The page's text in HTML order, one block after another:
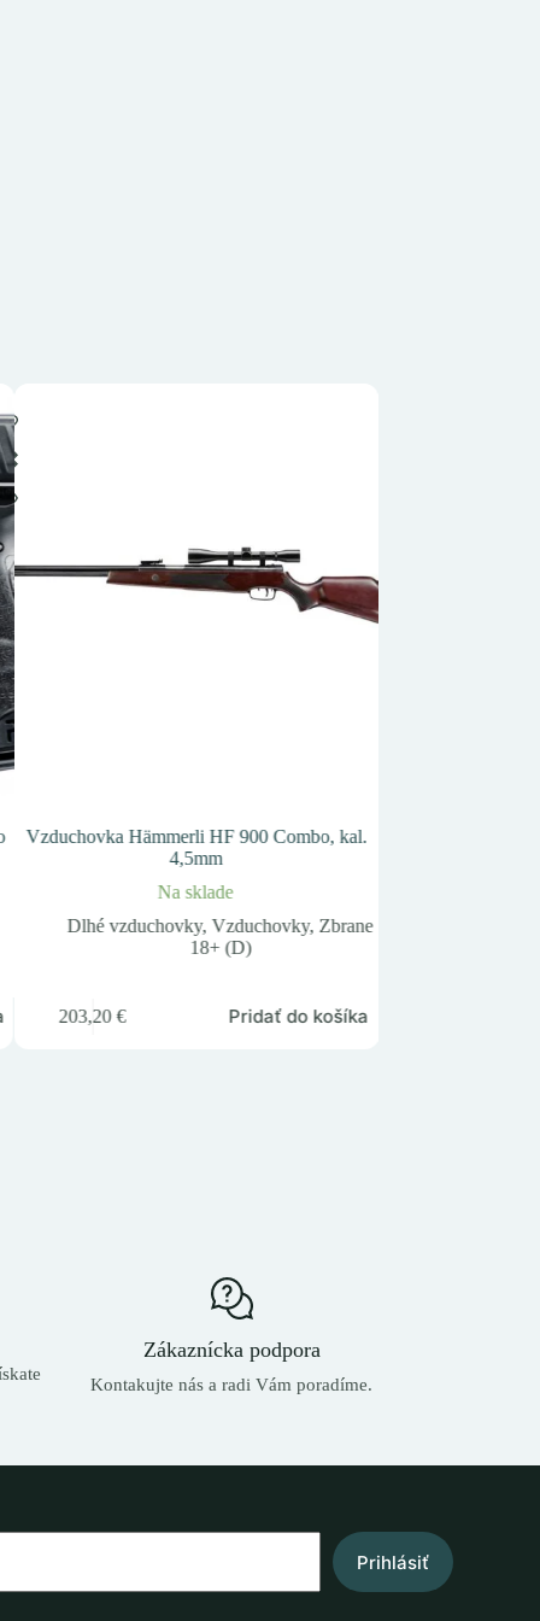
Vzduchovka Hämmerli HF 900 Combo, kal.
4,5mm
Na sklade
Dlhé vzduchovky,Vzduchovky, Zbrane
18+ (D)
203,20€ Pridať do košíka
Zákaznícka podpora
Kontakujte nás a radi Vám poradíme.
Prihlásiť